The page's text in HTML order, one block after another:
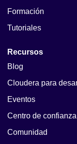
Formación
Tutoriales
Recursos
Blog
Cloudera para
Eventos
Centro de confianza
Comunidad